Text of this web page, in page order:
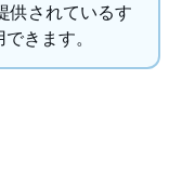
供されているす
きます。